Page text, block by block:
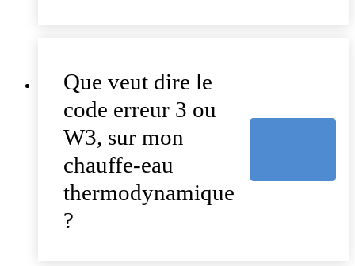
Que veut dire le
code erreur 3 ou
W3, sur mon
chauffe-eau
thermodynamique
?